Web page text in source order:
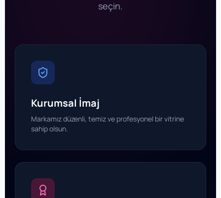
seçin.
Kurumsal İmaj
Markamız düzenli, temiz ve profesyonel bir vitrine
sahip olsun.